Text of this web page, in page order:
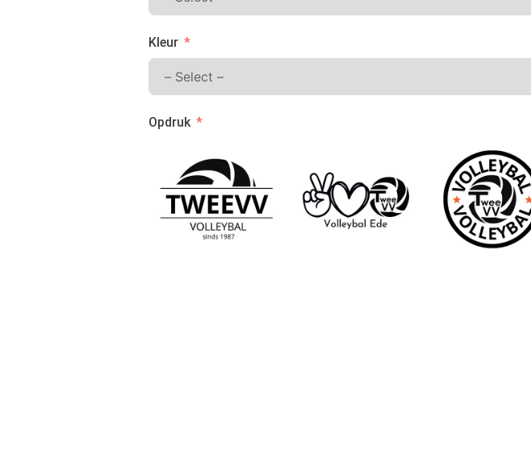
Kleur
Opdruk